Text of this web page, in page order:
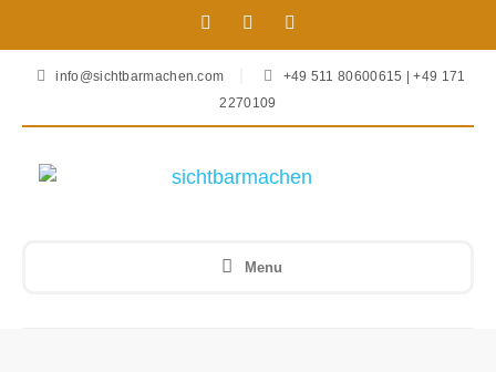
info@sichtbarmachen.com
+49 511 80600615 | +49 171
2270109
Menu